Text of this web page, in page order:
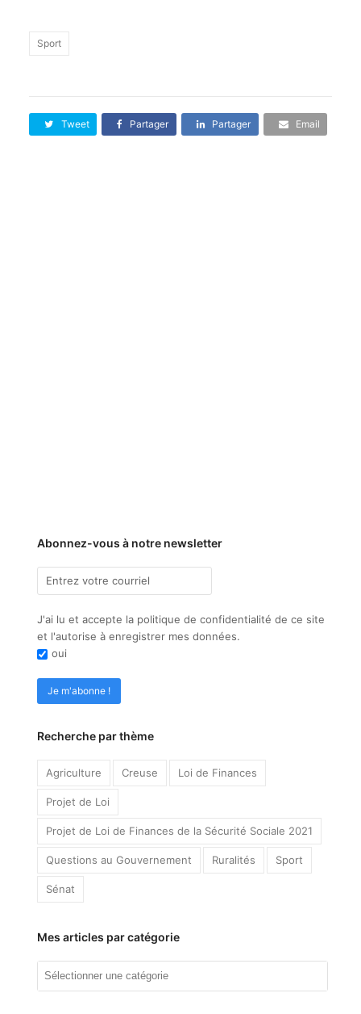
Sport
Tweet Partager Partager Email
Abonnez-vous à notre newsletter
J'ai lu et accepte la politique de confidentialité de ce site
et l'autorise à enregistrer mes données.
oui
Recherche par thème
Agriculture Creuse Loi de Finances
Projet de Loi
Projet de Loi de Finances de la Sécurité Sociale 2021
Questions au Gouvernement Ruralités Sport
Sénat
Mes articles par catégorie
Mes